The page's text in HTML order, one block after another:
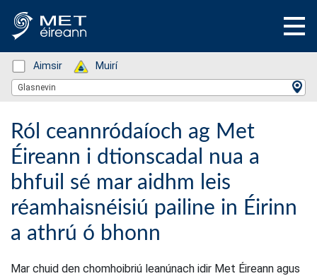
Status: Green
Aimsir Status: Green
Muirí
Location Search
Glasnevin
Ról ceannródaíoch ag Met
Éireann i dtionscadal nua a
bhfuil sé mar aidhm leis
réamhaisnéisiú pailine in Éirinn
a athrú ó bhonn
Mar chuid den chomhoibriú leanúnach idir Met Éireann agus